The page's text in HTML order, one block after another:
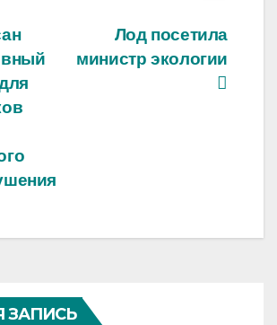
Лод посетила
министр экологии
ЗАПИСЬ